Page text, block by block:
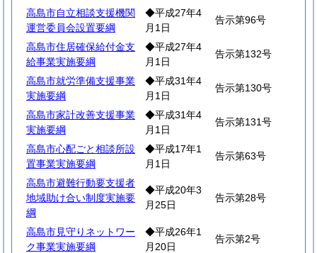
高島市自立相談支援機関
運営委員会設置要綱
◆平成27年4
月1日
告示第96号
高島市住居確保給付金支
給事業実施要綱
◆平成27年4
月1日
告示第132号
高島市就労準備支援事業
実施要綱
◆平成31年4
月1日
告示第130号
高島市家計改善支援事業
実施要綱
◆平成31年4
月1日
告示第131号
高島市心配ごと相談所設
置事業実施要綱
◆平成17年1
月1日
告示第63号
高島市避難行動要支援者
地域助け合い制度実施要
綱
◆平成20年3
月25日
告示第28号
高島市見守りネットワー
ク事業実施要綱
◆平成26年1
月20日
告示第2号